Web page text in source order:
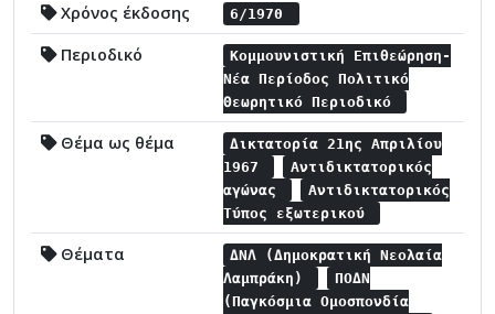
Χρόνος έκδοσης 6/1970
Περιοδικό
Κομμουνιστική Επιθεώρηση-
Νέα Περίοδος Πολιτικό
Θεωρητικό Περιοδικό
Θέμα ως θέμα
Δικτατορία 21ης Απριλίου
1967
Αντιδικτατορικός
αγώνας
Αντιδικτατορικός
Τύπος εξωτερικού
Θέματα
ΔΝΛ (Δημοκρατική Νεολαία
Λαμπράκη)
ΠΟΔΝ
(Παγκόσμια Ομοσπονδία